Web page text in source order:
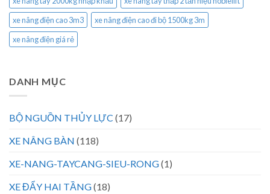
xe nâng điện cao 3m3
xe nâng điện cao đi bộ 1500kg 3m
xe nâng điện giá rẻ
DANH MỤC
BỘ NGUỒN THỦY LỰC (17)
XE NÂNG BÀN (118)
XE-NANG-TAYCANG-SIEU-RONG(1)
XE ĐẨY HAI TẦNG(18)